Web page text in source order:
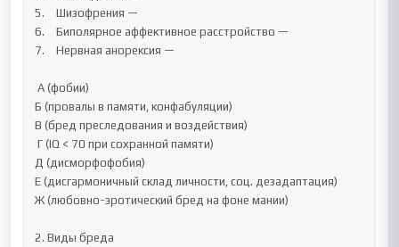
5.	Шизофрения —
6.	Биполярное аффективное расстройство —
7.	Нервная анорексия —
А (фобии)
Б (провалы в памяти, конфабуляции)
В (бред преследования и воздействия)
Г (IQ < 70 при сохранной памяти)
Д (дисморфофобия)
Е (дисгармоничный склад личности, соц. дезадаптация)
Ж (любовно-эротический бред на фоне мании)
2. Виды бреда